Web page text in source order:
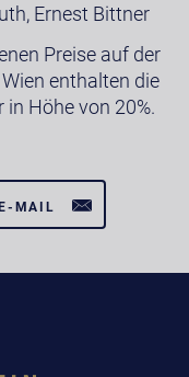
Ernest Bittner
Preise auf der
enthalten die
Höhe von 20%.
MAIL